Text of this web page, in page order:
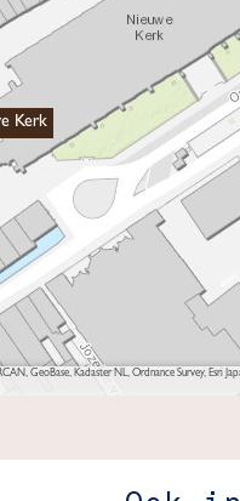
Kerk
GeoBase, Kadaster NL, Ordnance Survey, Esri